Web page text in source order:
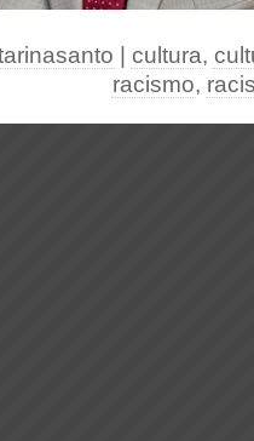
cultura,
racismo,